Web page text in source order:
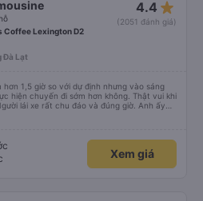
4.4 star_rate
(2051 đánh giá)
Coffee Lexington D2
Đà Lạt
1,5 giờ so với dự định nhưng vào sáng
hiện chuyến đi sớm hơn không. Thật vui khi
lái xe rất chu đáo và đúng giờ. Anh ấy
chúng tôi hiểu nhau rất nhiều nhờ
thả người tại điểm đến vì tất cả chúng tôi
Nhìn chung, đó là một trải nghiệm rất thú vị
ty này.
Xem giá